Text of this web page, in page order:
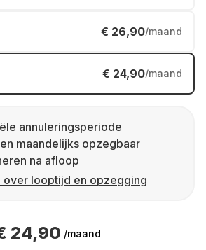
€ 26,90/maand
€ 24,90/maand
annuleringsperiode
maandelijks opzegbaar
na afloop
over looptijd en opzegging
24,90 /maand